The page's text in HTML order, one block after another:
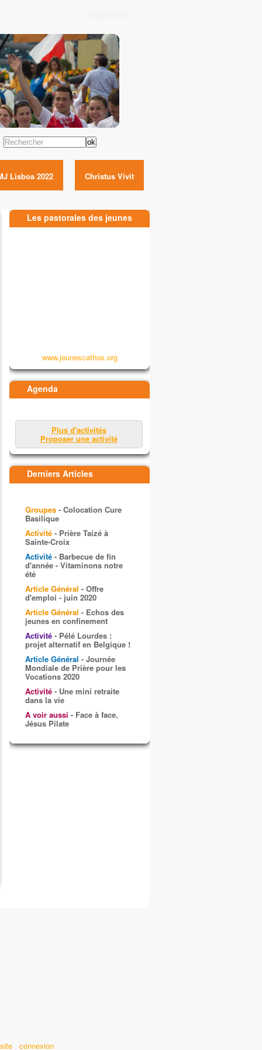
Rechercher
Lisboa 2022 Christus Vivit
Les pastorales des jeunes
www.jeunescathos.org
Agenda
Plus d'activités
Proposer une activité
Derniers Articles
Groupes - Colocation Cure
Basilique
Activité - Prière Taizé à
Sainte-Croix
Activité - Barbecue de fin
d'année - Vitaminons notre
été
Article Général - Offre
d'emploi - juin 2020
Article Général - Echos des
jeunes en confinement
Activité - Pélé Lourdes :
projet alternatif en Belgique !
Article Général - Journée
Mondiale de Prière pour les
Vocations 2020
Activité - Une mini retraite
dans la vie
A voir aussi - Face à face,
Jésus Pilate
- connexion